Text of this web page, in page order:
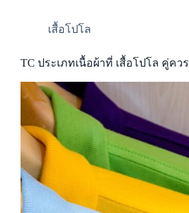
เสื้อโปโล
TC ประเภทเนื้อผ้าที่ เสื้อโปโล คู่ควร